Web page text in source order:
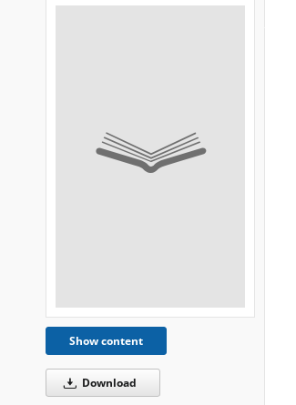
Show content
Download